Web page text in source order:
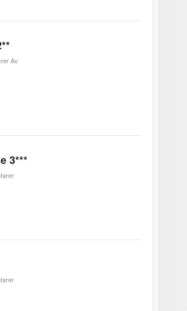
Av
3***